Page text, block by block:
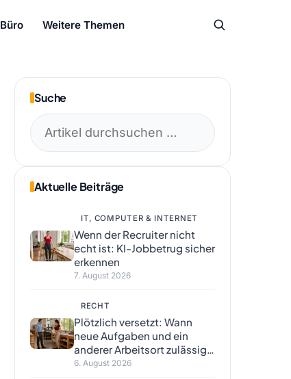
Büro Weitere Themen
Suche
Aktuelle Beiträge
IT, COMPUTER & INTERNET
Wenn der Recruiter nicht
echt ist: KI-Jobbetrug sicher
erkennen
7. August 2026
RECHT
Plötzlich versetzt: Wann
neue Aufgaben und ein
anderer Arbeitsort zulässig
sind
6. August 2026